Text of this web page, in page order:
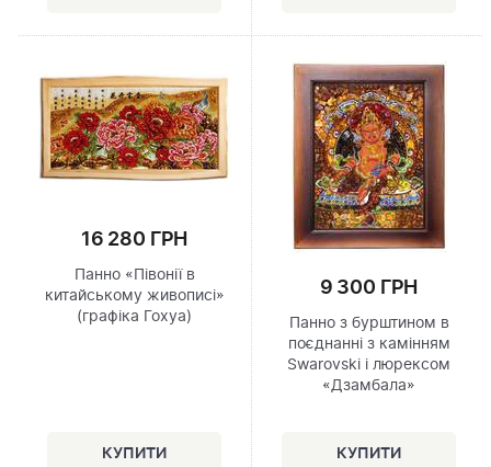
16 280 ГРН
Панно «Півонії в
китайському живописі»
(графіка Гохуа)
9 300 ГРН
Панно з бурштином в
поєднанні з камінням
Swarovski і люрексом
«Дзамбала»